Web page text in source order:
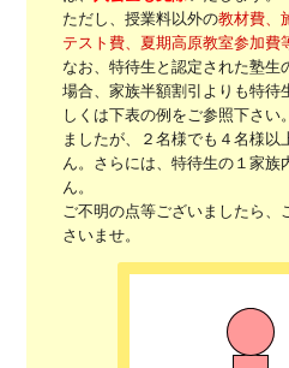
ただし、授業料以外の教材費、
テスト費、夏期高原教室参加費
なお、特待生と認定された塾生
場合、家族半額割引よりも特待
しくは下表の例をご参照下さい
ましたが、２名様でも４名様以
ん。さらには、特待生の１家族
ん。
ご不明の点等ございましたら、
さいませ。